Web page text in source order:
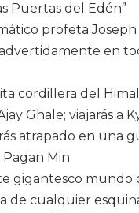
Puertas del Edén”
profeta
en
cordillera del
Ghale; viajarás
atrapado en una
Min
gigantesco
de cualquier